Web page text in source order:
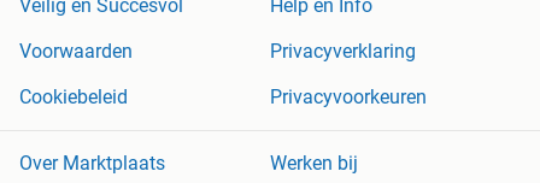
Veilig en Succesvol
Help en Info
Voorwaarden
Privacyverklaring
Cookiebeleid
Privacyvoorkeuren
Over Marktplaats Werken bij